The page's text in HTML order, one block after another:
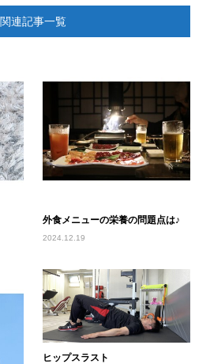
関連記事一覧
外食メニューの栄養の問題点は♪
2024.12.19
ヒップスラスト